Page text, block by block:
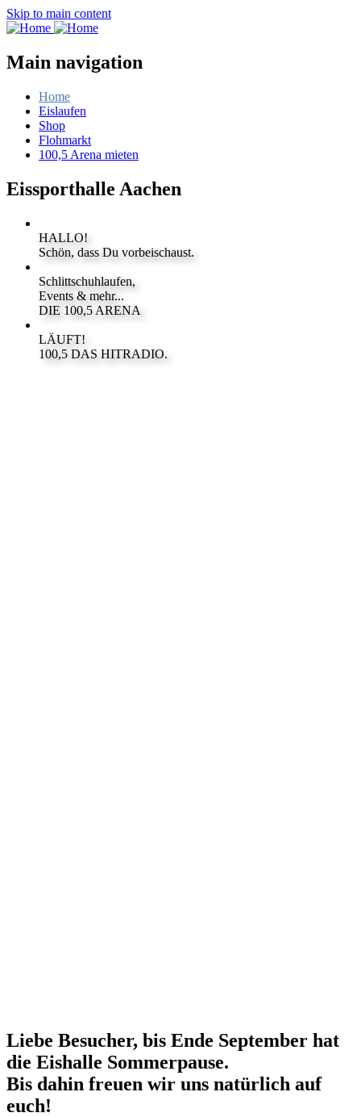
Skip to main content
Main navigation
Home
Eislaufen
Shop
Flohmarkt
100,5 Arena mieten
Eissporthalle Aachen
HALLO!
Schön, dass Du vorbeischaust.
Schlittschuhlaufen,
Events & mehr...
DIE 100,5 ARENA
LÄUFT!
100,5 DAS HITRADIO.
Liebe Besucher, bis Ende September hat
die Eishalle Sommerpause.
Bis dahin freuen wir uns natürlich auf
euch!